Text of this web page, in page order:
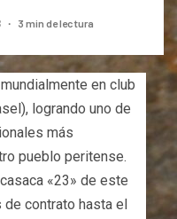
3 min de lectura
en club
logrando uno de
más
pueblo peritense.
«23» de este
contrato hasta el